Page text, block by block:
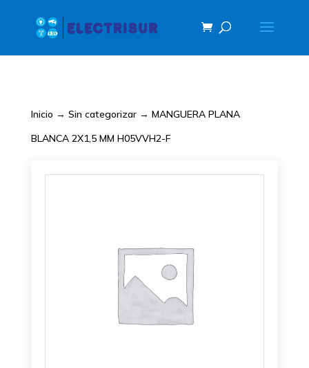
Inicio → Sin categorizar→ MANGUERA PLANA
BLANCA 2X1,5 MM H05VVH2-F